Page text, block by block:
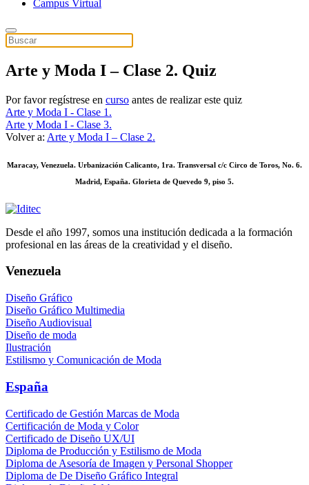
Campus Virtual
Arte y Moda I – Clase 2. Quiz
Por favor regístrese en curso antes de realizar este quiz
Arte y Moda I - Clase 1.
Arte y Moda I - Clase 3.
Volver a: Arte y Moda I – Clase 2.
Maracay, Venezuela. Urbanización Calicanto, 1ra. Transversal c/c Circo de Toros, No. 6.
Madrid, España. Glorieta de Quevedo 9, piso 5.
Desde el año 1997, somos una institución dedicada a la formación
profesional en las áreas de la creatividad y el diseño.
Venezuela
Diseño Gráfico
Diseño Gráfico Multimedia
Diseño Audiovisual
Diseño de moda
Ilustración
Estilismo y Comunicación de Moda
España
Certificado de Gestión Marcas de Moda
Certificación de Moda y Color
Certificado de Diseño UX/UI
Diploma de Producción y Estilismo de Moda
Diploma de Asesoría de Imagen y Personal Shopper
Diploma de De Diseño Gráfico Integral